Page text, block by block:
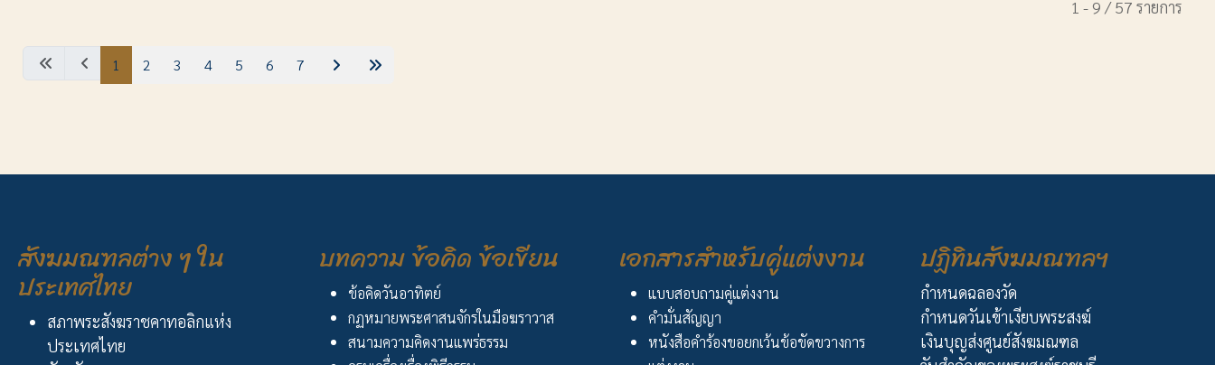
1 - 9 / 57 รายการ
1 2 3 4 5 6 7
สังฆมณฑลต่าง ๆ ใน
ประเทศไทย
สภาพระสังฆราชคาทอลิกแห่ง
ประเทศไทย
บทความ ข้อคิด ข้อเขียน
ข้อคิดวันอาทิตย์
กฏหมายพระศาสนจักรในมือฆราวาส
สนามความคิดงานแพร่ธรรม
เอกสารสำหรับคู่แต่งงาน
แบบสอบถามคู่แต่งงาน
คำมั่นสัญญา
หนังสือคำร้องขอยกเว้นข้อขัดขวางการ
ปฏิทินสังฆมณฑลฯ
กำหนดฉลองวัด
กำหนดวันเข้าเงียบพระสงฆ์
เงินบุญส่งศูนย์สังฆมณฑล